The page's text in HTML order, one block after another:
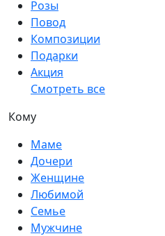
Розы
Повод
Композиции
Подарки
Акция
Смотреть все
Кому
Маме
Дочери
Женщине
Любимой
Семье
Мужчине